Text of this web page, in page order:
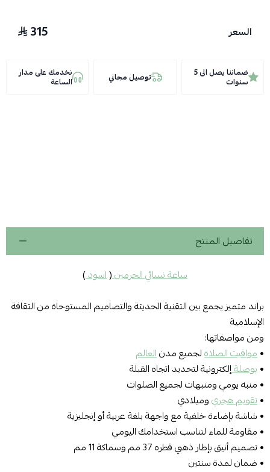
السعر 315
ضماننا يصل الى 5
سنوات توصيل مجاني نخدمك على مدار
الساعة
تفاصيل المنتج
ساعة نسائي الحرمين(اسود)
براند متميز يجمع بين التقنية الحديثة والتصاميم المستوحاة من الثقافة
الإسلامية
ومن مواصفاتها:
•مواقيت الصلاةلجميع مدنالعالم
• بوصلةإلكترونية لتحديد اتجاه القبلة
• منبه يومي ومنبهات لجميع الصلوات
•تقويم هجريوميلادي
• شاشة بإضاءة خلفية مع واجهة بلغة عربية أو إنجليزية
• مقاومة للماء لتناسب استخدامك اليومي
• تصميم أنيق بإطار ذهبي قطره 37 مم وسماكة 11 مم
• ضمان لمدة سنتين